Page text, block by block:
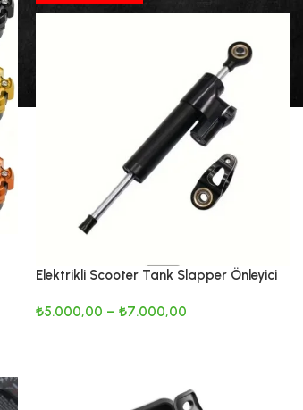
Elektrikli Scooter Tank Slapper Önleyici
₺5.000,00 – ₺7.000,00